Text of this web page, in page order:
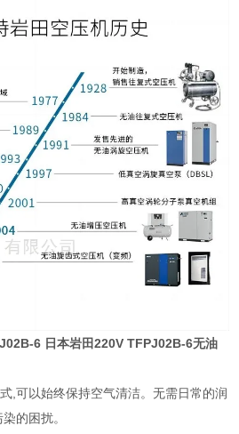
6 日本岩田220V TFPJ02B-6无油
,可以始终保持空气清洁。无需日常的润
的困扰。